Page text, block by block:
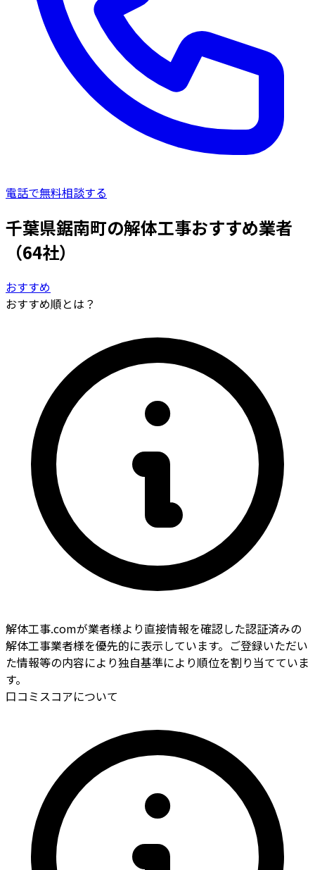
電話で無料相談する
千葉県鋸南町の解体工事おすすめ業者
（64社）
おすすめ
おすすめ順とは？
解体工事.comが業者様より直接情報を確認した認証済みの
解体工事業者様を優先的に表示しています。ご登録いただい
た情報等の内容により独自基準により順位を割り当てていま
す。
口コミスコアについて